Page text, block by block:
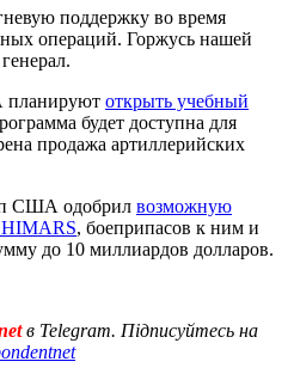
поддержку во время
операций. Горжусь нашей
планируют открыть учебный
будет доступна для
продажа артиллерийских
США одобрил возможную
HIMARS, боеприпасов к ним и
до 10 миллиардов долларов.
в Telegram. Підписуйтесь на